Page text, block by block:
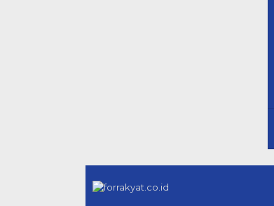
© 2020. forrakyat.co.id